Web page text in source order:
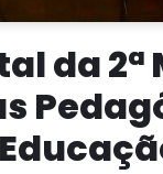
da 2ª